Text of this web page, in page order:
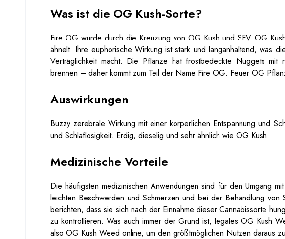
Was ist die OG Kush-Sorte?
Fire OG wurde durch die Kreuzung von OG Kush und SFV OG
ähnelt. Ihre euphorische Wirkung ist stark und langanhaltend, was
Verträglichkeit macht. Die Pflanze hat frostbedeckte Nuggets
brennen – daher kommt zum Teil der Name Fire OG. Feuer OG
Auswirkungen
Buzzy zerebrale Wirkung mit einer körperlichen Entspannung und
und Schlaflosigkeit. Erdig, dieselig und sehr ähnlich wie OG Kush.
Medizinische Vorteile
Die häufigsten medizinischen Anwendungen sind für den Umgang mit
leichten Beschwerden und Schmerzen und bei der Behandlung von
berichten, dass sie sich nach der Einnahme dieser Cannabissorte
zu kontrollieren. Was auch immer der Grund ist, legales OG Kush
also OG Kush Weed online, um den größtmöglichen Nutzen daraus